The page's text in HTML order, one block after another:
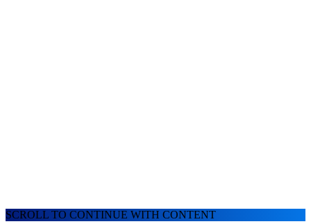
SCROLL TO CONTINUE WITH CONTENT